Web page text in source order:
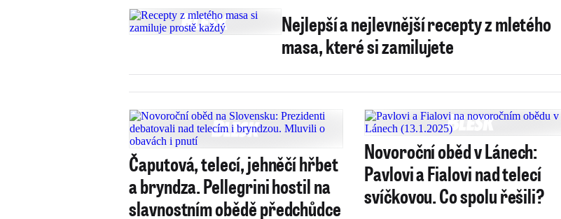
Nejlepší a nejlevnější recepty z mletého
masa, které si zamilujete
Čaputová, telecí, jehněčí hřbet
a bryndza. Pellegrini hostil na
slavnostním obědě předchůdce
Novoroční oběd v Lánech:
Pavlovi a Fialovi nad telecí
svíčkovou. Co spolu řešili?